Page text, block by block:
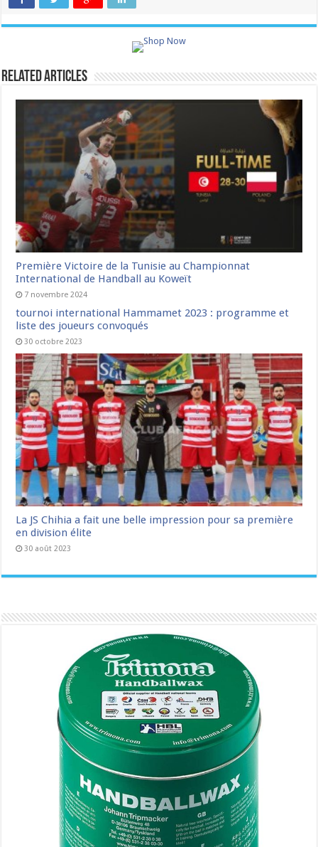
Related Articles
Première Victoire de la Tunisie au Championnat
International de Handball au Koweït
7 novembre 2024
tournoi international Hammamet 2023 : programme et
liste des joueurs convoqués
30 octobre 2023
La JS Chihia a fait une belle impression pour sa première
en division élite
30 août 2023